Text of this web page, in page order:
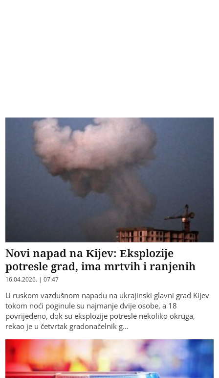
Novi napad na Kijev: Eksplozije
potresle grad, ima mrtvih i ranjenih
16.04.2026. | 07:47
U ruskom vazdušnom napadu na ukrajinski glavni grad Kijev
tokom noći poginule su najmanje dvije osobe, a 18
povrijeđeno, dok su eksplozije potresle nekoliko okruga,
rekao je u četvrtak gradonačelnik g…